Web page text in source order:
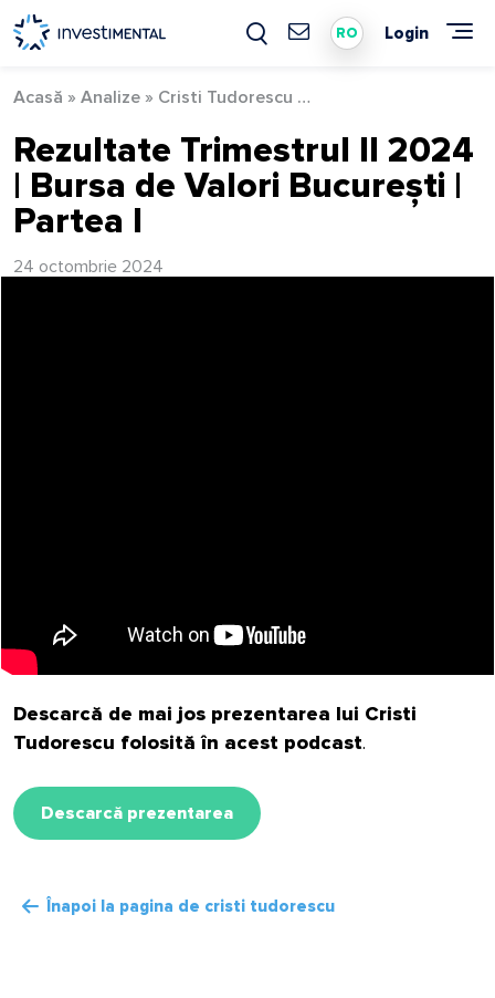
Skip
to
content
RO Login
Acasă » Analize » Cristi Tudorescu
Rezultate Trimestrul II 2024
| Bursa de Valori București |
Partea I
24 octombrie 2024
Descarcă de mai jos prezentarea lui Cristi
Tudorescu folosită în acest podcast.
Descarcă prezentarea
Înapoi la pagina de cristi tudorescu